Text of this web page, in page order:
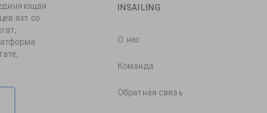
яхт со
INSAILING
О нас
Команда
Обратная связь